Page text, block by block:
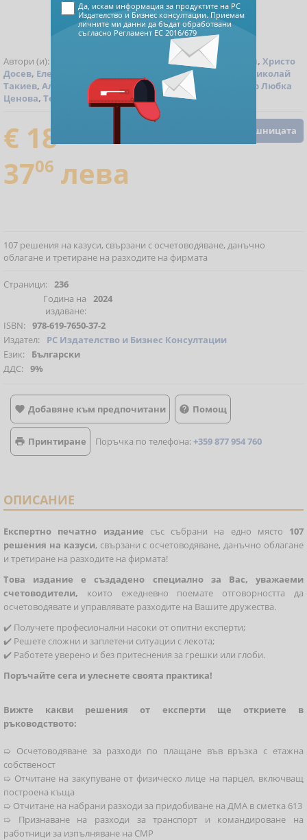
Автори (и): Проф. д-р Стоян Дурин, Христо
Досев, Елена Илиева Аспасия Петкова
Николай
Такиев, Алиция Профирова ,Силвия Динова
Проф. д-р Любка
Ценова, Теодоси Георгиев,
Добавете в кошницата
€ 18
3706 лева
107 решения на казуси, свързани с осчетоводяване, данъчно
облагане и третиране на разходите на фирмата
Страници: 236
Година на
издаване:
2024
ISBN: 978-619-7650-37-2
Издател:
РС Издателство и Бизнес Консултации
Език:
Български
ДДС: 9%
 Добавяне към предпочитани  Помощ
 Принтиране Поръчка по телефона:+359 877 954 760
ОПИСАНИЕ
Експертно печатно издание със събрани на едно място 107
решения на казуси, свързани с осчетоводяване, данъчно облагане
и третиране на разходите на фирмата!
Това издание е създадено специално за Вас, уважаеми
счетоводители, които ежедневно поемате отговорността да
осчетоводявате и управлявате разходите на Вашите дружества.
✔️ Получете професионални насоки от опитни експерти;
✔️ Решете сложни и заплетени ситуации с лекота;
✔️ Работете уверено и без притеснения за грешки или глоби.
Поръчайте сега и улеснете своята практика!
Вижте какви решения от експерти ще откриете в
ръководството:
➯ Осчетоводяване за разходи по плащане във връзка с етажна
собственост
➯ Отчитане на закупуване от физическо лице на парцел, включващ
построена къща
➯ Отчитане на набрани разходи за придобиване на ДМА в сметка 613
➯ Признаване на разходи за транспорт и командироване на
работници за изпълняване на СМР
Да, искам информация за продуктите на РС
Издателство и Бизнес консултации. Приемам
личните ми данни да бъдат обработвани
съгласно Регламент ЕС 2016/679